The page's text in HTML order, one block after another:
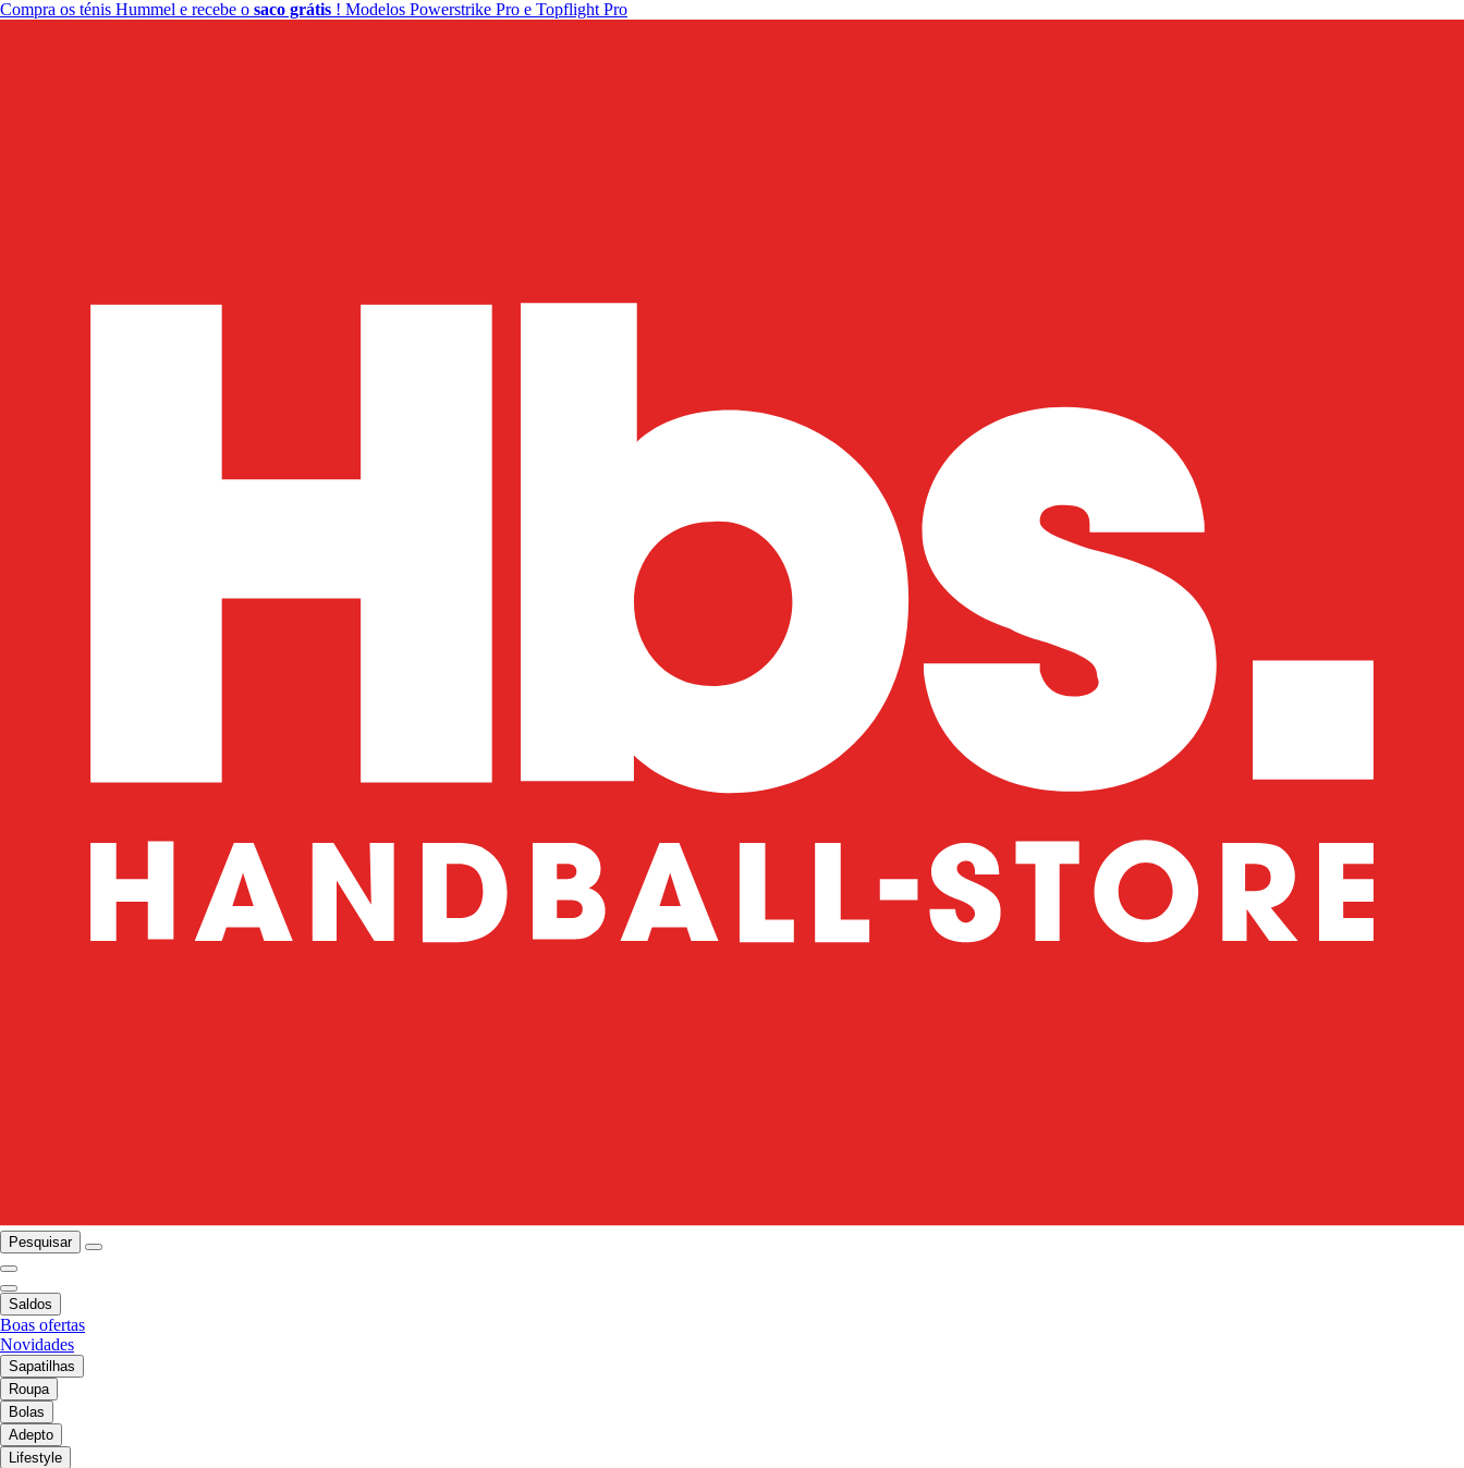
Compra os ténis Hummel e recebe o saco grátis ! Modelos Powerstrike Pro e Topflight Pro
Pesquisar
Saldos
Boas ofertas
Novidades
Sapatilhas
Roupa
Bolas
Adepto
Lifestyle